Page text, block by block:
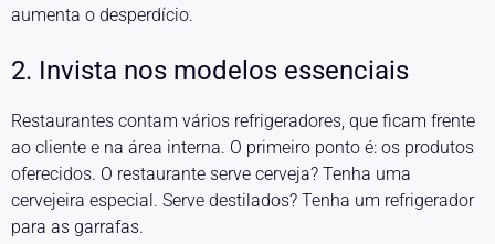
aumenta o desperdício.
2. Invista nos modelos essenciais
Restaurantes contam vários refrigeradores, que ficam frente
ao cliente e na área interna. O primeiro ponto é: os produtos
oferecidos. O restaurante serve cerveja? Tenha uma
cervejeira especial. Serve destilados? Tenha um refrigerador
para as garrafas.